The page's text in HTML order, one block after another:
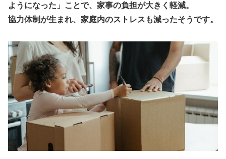
ようになった」
ことで、家事の負担が大きく軽減。
協力体制が生まれ、家庭内のストレスも減ったそうです。